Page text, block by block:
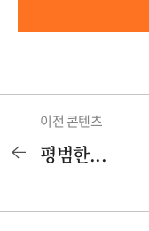
이전 콘텐츠
평범한...